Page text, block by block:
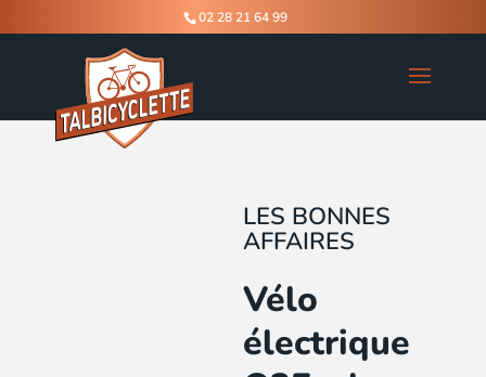
02 28 21 64 99
LES BONNES
AFFAIRES
Vélo
électrique